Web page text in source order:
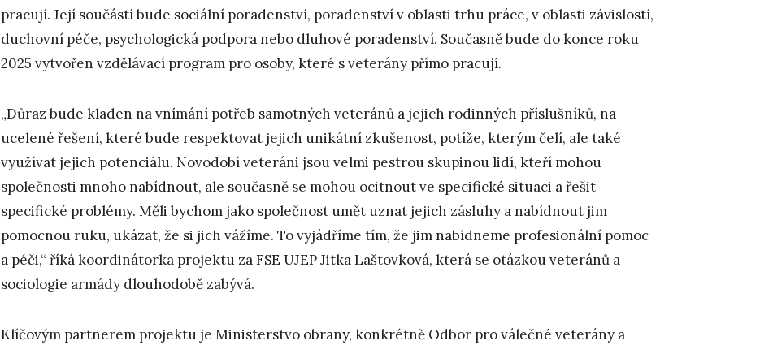
pracují. Její součástí bude sociální poradenství, poradenství v oblasti trhu práce, v oblasti závislostí,
duchovní péče, psychologická podpora nebo dluhové poradenství. Současně bude do konce roku
2025 vytvořen vzdělávací program pro osoby, které s veterány přímo pracují.
„Důraz bude kladen na vnímání potřeb samotných veteránů a jejich rodinných příslušníků, na
ucelené řešení, které bude respektovat jejich unikátní zkušenost, potíže, kterým čelí, ale také
využívat jejich potenciálu. Novodobí veteráni jsou velmi pestrou skupinou lidí, kteří mohou
společnosti mnoho nabídnout, ale současně se mohou ocitnout ve specifické situaci a řešit
specifické problémy. Měli bychom jako společnost umět uznat jejich zásluhy a nabídnout jim
pomocnou ruku, ukázat, že si jich vážíme. To vyjádříme tím, že jim nabídneme profesionální pomoc
a péči,“ říká koordinátorka projektu za FSE UJEP Jitka Laštovková, která se otázkou veteránů a
sociologie armády dlouhodobě zabývá.
Klíčovým partnerem projektu je Ministerstvo obrany, konkrétně Odbor pro válečné veterány a